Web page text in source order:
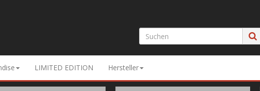
LIMITED EDITION Hersteller